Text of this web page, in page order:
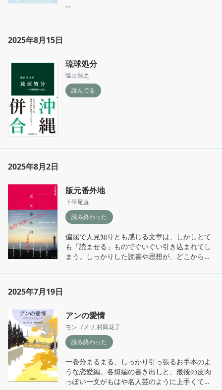
みに集中できる。
学部生で中途半端に卒業したというトラウマが
あって、学問に憧れがあって、ずっと学術書を
こうやって読むのが夢だった。感動してる。
2025年8月15日
琉球処分
塩出浩之
読んでる
2025年8月2日
版元番外地
下平尾直
読み終わった
偏屈で人見知りとも感じる文章は、しかしとて
も「読ませる」ものでぐいぐい引き込まれてし
まう。しっかりした読書や思想が、どこからも
このような人であれ、などどいうことは著者が
全文を通じて否定しているのですが、このよう
な本であれ、ということはひとつ、心に掲げて
おこうというふうには。
ちょうど片手で持った際に指があたる部分に大
胆な空白がある組版も良くて。良くて、という
か、ギリギリ攻めてるなあ、これすごいギリギ
2025年7月19日
アンの愛情
モンゴメリ ,村岡花子
読み終わった
一巻分まるまる、しっかり引っ張るお手本のよ
うな恋愛編。各短編の書き出しと、最後の皮肉
っぽい一文がもはや名人芸のように上手くて読